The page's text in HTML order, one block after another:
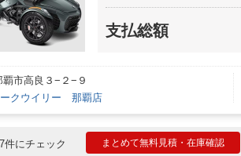
支払総額
市高良３−２−９
ークウイリー 那覇店
件にチェック まとめて無料見積・在庫確認